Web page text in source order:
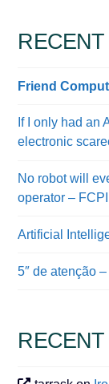
Friend
If I only had an
electronic
No robot will
operator –
Artificial
5″ de atenção